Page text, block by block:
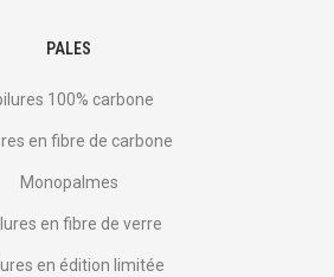
PALES
100% carbone
en fibre de carbone
Monopalmes
en fibre de verre
en édition limitée